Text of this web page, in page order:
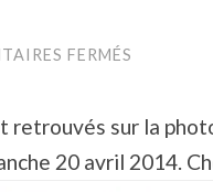
FERMÉS
GUY
POUR
sur la
20 avril 2014.